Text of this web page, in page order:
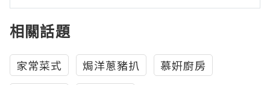
相關話題
家常菜式 焗洋蔥豬扒
慕姸廚房